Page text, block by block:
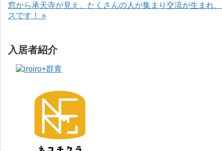
窓から承天寺が見え、たくさんの人が集まり交流が生まれ
スです！ »
入居者紹介